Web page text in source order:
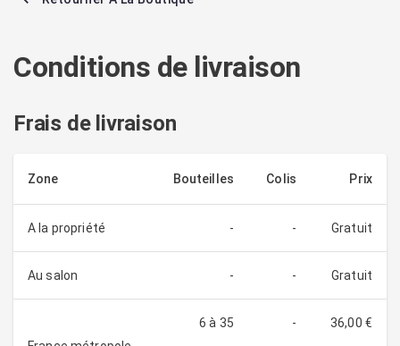
Conditions de livraison
Frais de livraison
Zone Bouteilles Colis Prix
A la propriété - - Gratuit
Au salon - - Gratuit
6 à 35 - 36,00 €